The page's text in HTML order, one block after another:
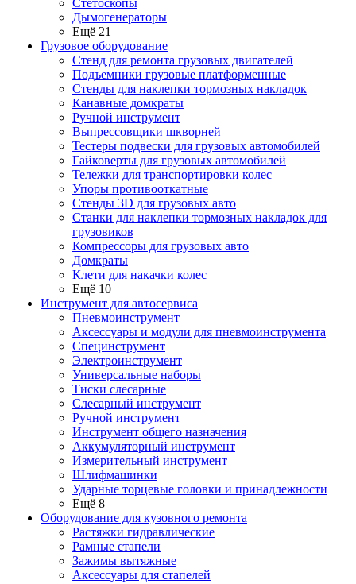
Стетоскопы
Дымогенераторы
Ещё 21
Грузовое оборудование
Стенд для ремонта грузовых двигателей
Подъемники грузовые платформенные
Стенды для наклепки тормозных накладок
Канавные домкраты
Ручной инструмент
Выпрессовщики шкворней
Тестеры подвески для грузовых автомобилей
Гайковерты для грузовых автомобилей
Тележки для транспортировки колес
Упоры противооткатные
Стенды 3D для грузовых авто
Станки для наклепки тормозных накладок для
грузовиков
Компрессоры для грузовых авто
Домкраты
Клети для накачки колес
Ещё 10
Инструмент для автосервиса
Пневмоинструмент
Аксессуары и модули для пневмоинструмента
Специнструмент
Электроинструмент
Универсальные наборы
Тиски слесарные
Слесарный инструмент
Ручной инструмент
Инструмент общего назначения
Аккумуляторный инструмент
Измерительный инструмент
Шлифмашинки
Ударные торцевые головки и принадлежности
Ещё 8
Оборудование для кузовного ремонта
Растяжки гидравлические
Рамные стапели
Зажимы вытяжные
Аксессуары для стапелей